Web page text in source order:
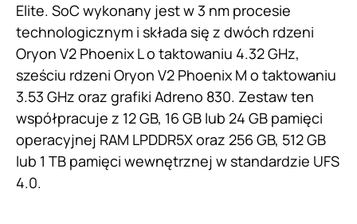
Elite. SoC wykonany jest w 3 nm procesie
technologicznym i składa się z dwóch rdzeni
Oryon V2 Phoenix L o taktowaniu 4.32 GHz,
sześciu rdzeni Oryon V2 Phoenix M o taktowaniu
3.53 GHz oraz grafiki Adreno 830. Zestaw ten
współpracuje z 12 GB, 16 GB lub 24 GB pamięci
operacyjnej RAM LPDDR5X oraz 256 GB, 512 GB
lub 1 TB pamięci wewnętrznej w standardzie UFS
4.0.